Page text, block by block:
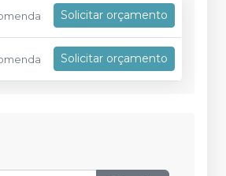
Solicitar orçamento
Solicitar orçamento